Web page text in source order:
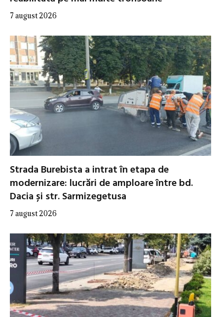
7 august 2026
Strada Burebista a intrat în etapa de
modernizare: lucrări de amploare între bd.
Dacia și str. Sarmizegetusa
7 august 2026